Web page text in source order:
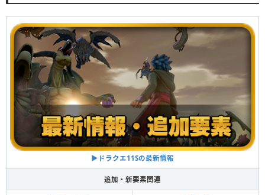
▶︎ドラクエ11Sの最新情報
追加・新要素関連